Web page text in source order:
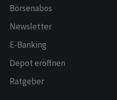
Börsenabos
Newsletter
E-Banking
Depot eröffnen
Ratgeber